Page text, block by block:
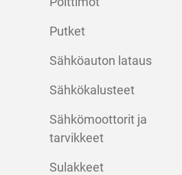
Putket
Sähköauton lataus
Sähkökalusteet
Sähkömoottorit ja
tarvikkeet
Sulakkeet